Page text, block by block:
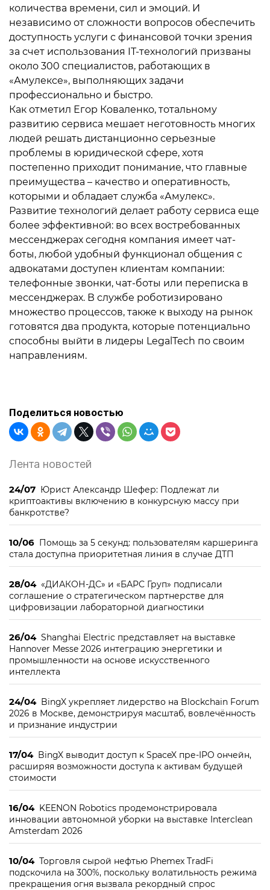
количества времени, сил и эмоций. И
независимо от сложности вопросов обеспечить
доступность услуги с финансовой точки зрения
за счет использования IT-технологий призваны
около 300 специалистов, работающих в
«Амулексе», выполняющих задачи
профессионально и быстро.
Как отметил Егор Коваленко, тотальному
развитию сервиса мешает неготовность многих
людей решать дистанционно серьезные
проблемы в юридической сфере, хотя
постепенно приходит понимание, что главные
преимущества – качество и оперативность,
которыми и обладает служба «Амулекс».
Развитие технологий делает работу сервиса еще
более эффективной: во всех востребованных
мессенджерах сегодня компания имеет чат-
боты, любой удобный функционал общения с
адвокатами доступен клиентам компании:
телефонные звонки, чат-боты или переписка в
мессенджерах. В службе роботизировано
множество процессов, также к выходу на рынок
готовятся два продукта, которые потенциально
способны выйти в лидеры LegalTech по своим
направлениям.
Поделиться новостью
Лента новостей
24/07 Юрист Александр Шефер: Подлежат ли
криптоактивы включению в конкурсную массу при
банкротстве?
10/06 Помощь за 5 секунд: пользователям каршеринга
стала доступна приоритетная линия в случае ДТП
28/04 «ДИАКОН-ДС» и «БАРС Груп» подписали
соглашение о стратегическом партнерстве для
цифровизации лабораторной диагностики
26/04 Shanghai Electric представляет на выставке
Hannover Messe 2026 интеграцию энергетики и
промышленности на основе искусственного
интеллекта
24/04 BingX укрепляет лидерство на Blockchain Forum
2026 в Москве, демонстрируя масштаб, вовлечённость
и признание индустрии
17/04 BingX выводит доступ к SpaceX пре-IPO ончейн,
расширяя возможности доступа к активам будущей
стоимости
16/04 KEENON Robotics продемонстрировала
инновации автономной уборки на выставке Interclean
Amsterdam 2026
10/04 Торговля сырой нефтью Phemex TradFi
подскочила на 300%, поскольку волатильность режима
прекращения огня вызвала рекордный спрос